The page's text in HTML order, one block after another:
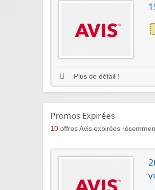
Plus de détail !
Promos Expirées
10 offres Avis expirées